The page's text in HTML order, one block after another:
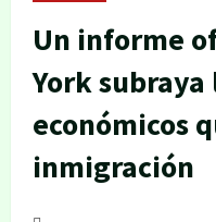
Un informe
York
económicos
inmigración